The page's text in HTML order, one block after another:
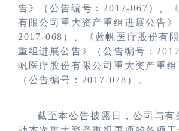
告》（公告编号： 2017-067）、
有限公司重大资产重组进展公告》
2017-068）、《蓝帆医疗股份有
重组进展公告》（公告编号：
帆医疗股份有限公司重大资产重组
（公告编号： 2017-078）。
截至本公告披露日，公司与有